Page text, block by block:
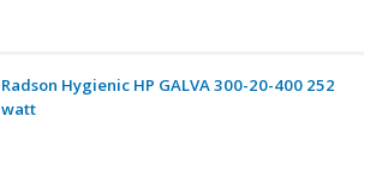
Radson Hygienic HP GALVA 300-20-400 252
watt